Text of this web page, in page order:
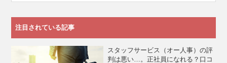
注目されている記事
スタッフサービス（オー人事）の評
判は悪い…。正社員になれる？口コ